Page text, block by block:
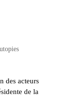
utopies
des acteurs
de la